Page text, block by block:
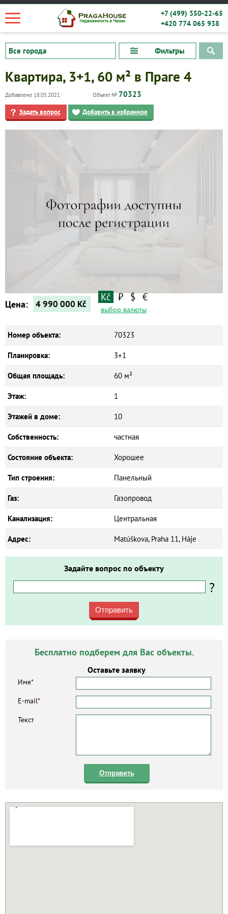
+7 (499) 350-22-65
+420 774 065 938
Фильтры
Квартира, 3+1, 60 м² в Праге 4
Добавлено 18.05.2021 Объект № 70323
Задать вопрос Добавить в избранное
Цена: 4 990 000 Kč
Kč ₽ $ €
выбор валюты
Номер объекта: 70323
Планировка: 3+1
Общая площадь: 60 м²
Этаж: 1
Этажей в доме: 10
Собственность: частная
Состояние объекта: Хорошее
Тип строения: Панельный
Газ: Газопровод
Канализация: Центральная
Адрес: Matúškova, Praha 11, Háje
Задайте вопрос по объекту
?
Отправить
Бесплатно подберем для Вас объекты.
Оставьте заявку
Имя*
E-mail*
Текст
Отправить